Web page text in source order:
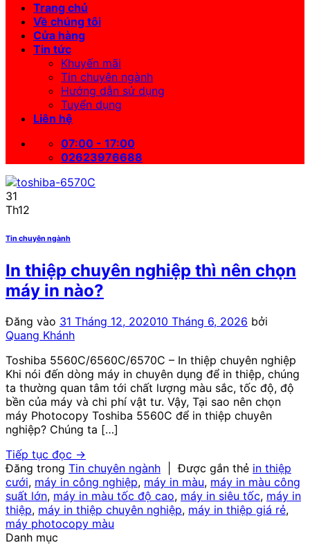
Trang chủ
Về chúng tôi
Cửa hàng
Tin tức
Khuyến mãi
Tin chuyên ngành
Hướng dẫn sử dụng
Tuyển dụng
Liên hệ
07:00 - 17:00
02623976688
31
Th12
Tin chuyên ngành
In thiệp chuyên nghiệp thì nên chọn
máy in nào?
Đăng vào 31 Tháng 12, 202010 Tháng 6, 2026 bởi
Quang Khánh
Toshiba 5560C/6560C/6570C – In thiệp chuyên nghiệp
Khi nói đến dòng máy in chuyên dụng để in thiệp, chúng
ta thường quan tâm tới chất lượng màu sắc, tốc độ, độ
bền của máy và chi phí vật tư. Vậy, Tại sao nên chọn
máy Photocopy Toshiba 5560C để in thiệp chuyên
nghiệp? Chúng ta […]
Tiếp tục đọc →
Đăng trong Tin chuyên ngành Được gắn thẻ in thiệp
cưới, máy in công nghiệp, máy in màu, máy in màu công
suất lớn, máy in màu tốc độ cao, máy in siêu tốc, máy in
thiệp, máy in thiệp chuyên nghiệp, máy in thiệp giá rẻ,
máy photocopy màu
Danh mục